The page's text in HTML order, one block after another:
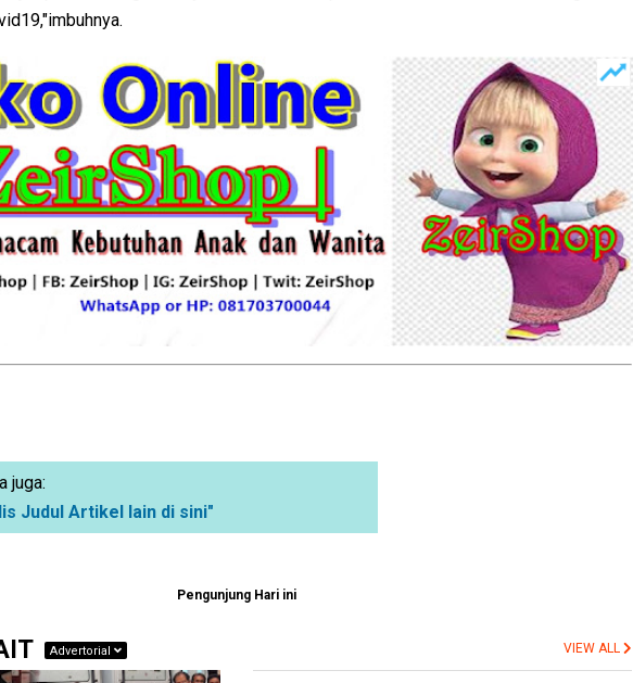
juga:
Judul Artikel lain di sini"
Pengunjung Hari ini
Advertorial VIEW ALL